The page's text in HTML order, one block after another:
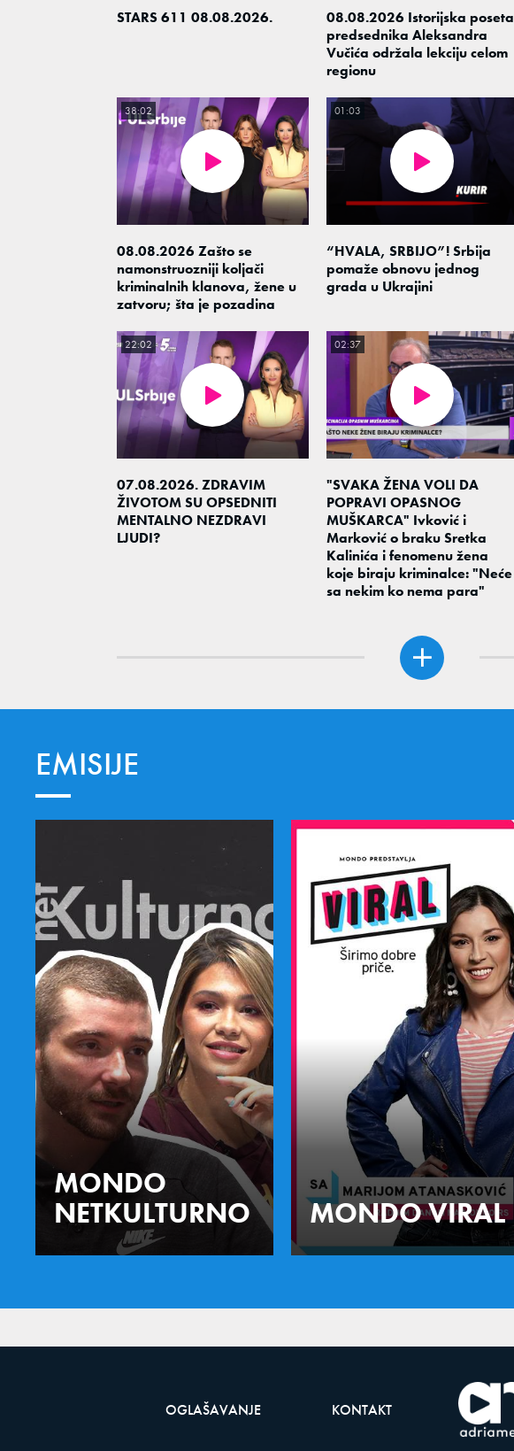
STARS 611 08.08.2026.
08.08.2026 Istorijska poseta
predsednika Aleksandra
Vučića održala lekciju celom
regionu
08.08.2026 Zašto se
namonstruozniji koljači
kriminalnih klanova, žene u
zatvoru; šta je pozadina
38:02
“HVALA, SRBIJO”! Srbija
pomaže obnovu jednog
grada u Ukrajini
01:03
07.08.2026. ZDRAVIM
ŽIVOTOM SU OPSEDNITI
MENTALNO NEZDRAVI
LJUDI?
22:02
"SVAKA ŽENA VOLI DA
POPRAVI OPASNOG
MUŠKARCA" Ivković i
Marković o braku Sretka
Kalinića i fenomenu žena
koje biraju kriminalce: "Neće
sa nekim ko nema para"
02:37
EMISIJE
MONDO
NETKULTURNO
MONDO VIRAL
OGLAŠAVANJE KONTAKT